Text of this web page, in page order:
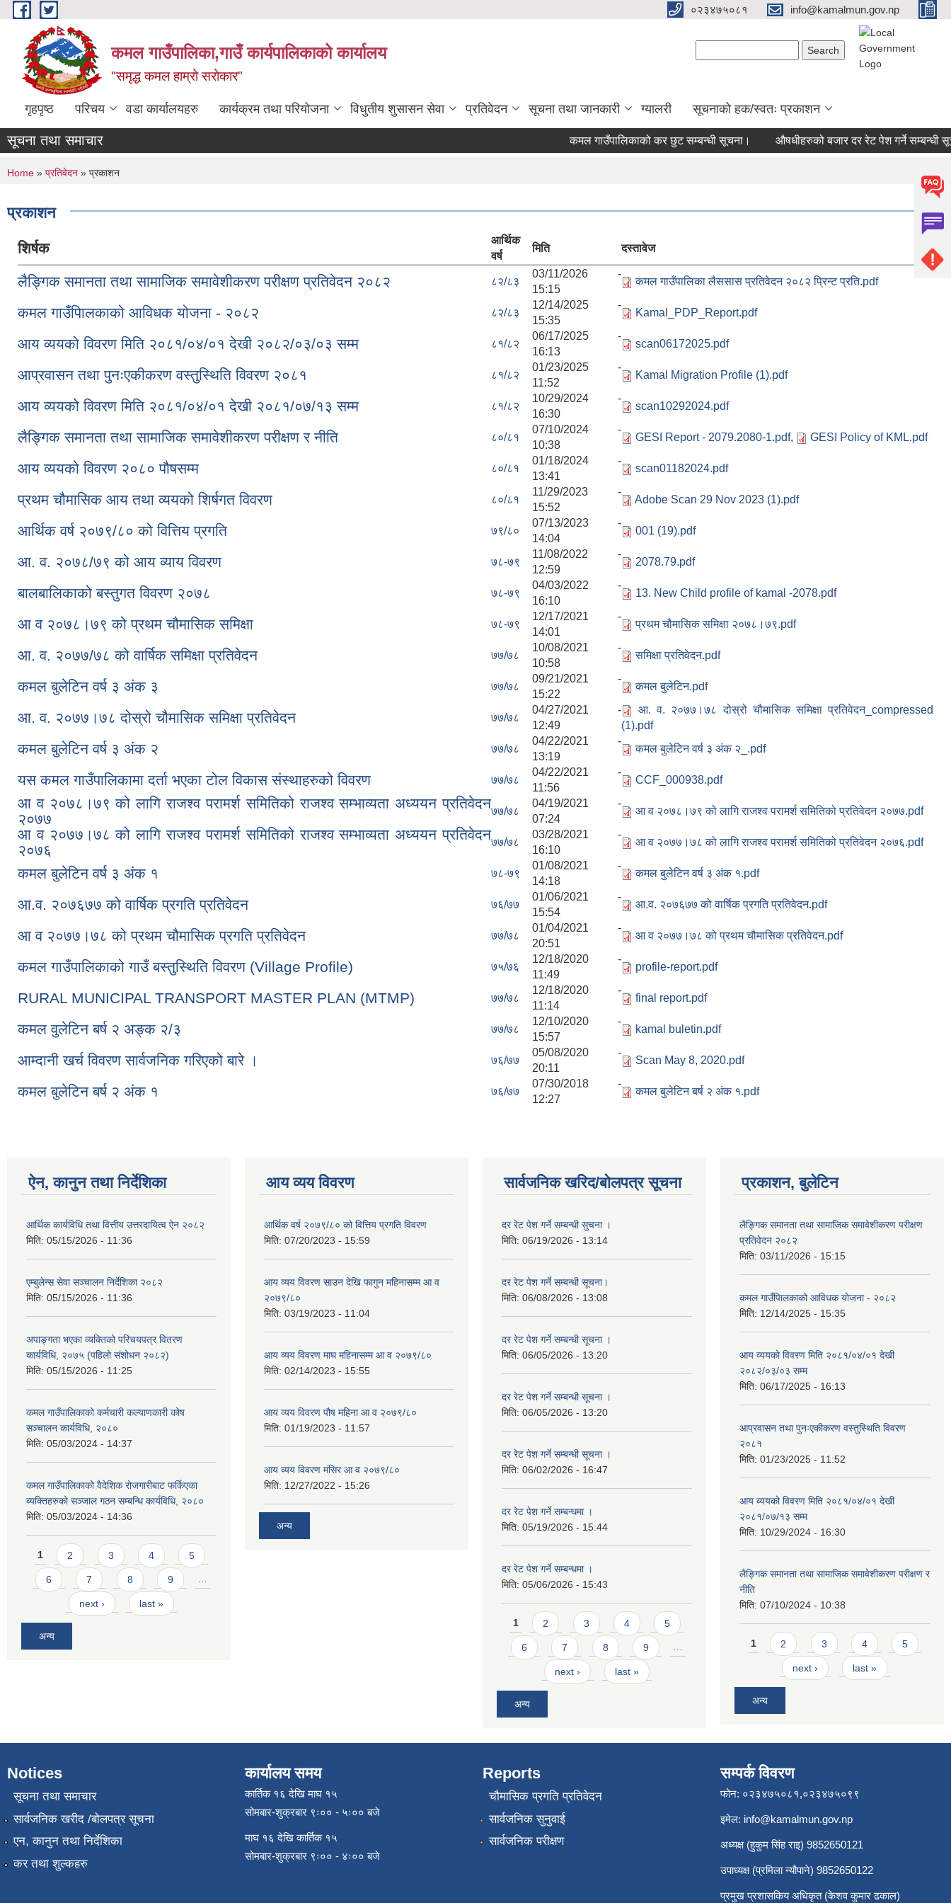
Skip to main content ०२३४७५०८१ info@kamalmun.gov.np
कमल गाउँपालिका,गाउँ कार्यपालिकाको कार्यालय
"समृद्ध कमल हाम्रो सरोकार"
गृहपृष्ठ परिचय वडा कार्यालयहरु कार्यक्रम तथा परियोजना विधुतीय शुसासन सेवा प्रतिवेदन सूचना तथा जानकारी ग्यालरी सूचनाको हक/स्वतः प्रकाशन
सूचना तथा समाचार कमल गाउँपालिकाको कर छुट सम्बन्धी सूचना। औषधीहरुको बजार दर रेट पेश गर्ने सम्बन्धी
You are here
Home » प्रतिवेदन » प्रकाशन
प्रकाशन
शिर्षक
आर्थिक
वर्ष
मिति दस्तावेज
लैङ्गिक समानता तथा सामाजिक समावेशीकरण परीक्षण प्रतिवेदन २०८२ ८२/८३
03/11/2026 -
15:15
कमल गाउँपालिका लैससास प्रतिवेदन २०८२ प्रिन्ट प्रति.pdf
कमल गाउँपािलकाको आविधक योजना - २०८२ ८२/८३
12/14/2025 -
15:35
Kamal_PDP_Report.pdf
आय व्ययको विवरण मिति २०८१/०४/०१ देखी २०८२/०३/०३ सम्म ८१/८२
06/17/2025 -
16:13
scan06172025.pdf
आप्रवासन तथा पुनःएकीकरण वस्तुस्थिति विवरण २०८१ ८१/८२
01/23/2025 -
11:52
Kamal Migration Profile (1).pdf
आय व्ययको विवरण मिति २०८१/०४/०१ देखी २०८१/०७/१३ सम्म ८१/८२
10/29/2024 -
16:30
scan10292024.pdf
लैङ्गिक समानता तथा सामाजिक समावेशीकरण परीक्षण र नीति ८०/८१
07/10/2024 -
10:38
GESI Report - 2079.2080-1.pdf, GESI Policy of KML.pdf
आय व्ययको विवरण २०८० पौषसम्म ८०/८१
01/18/2024 -
13:41
scan01182024.pdf
प्रथम चौमासिक आय तथा व्ययको शिर्षगत विवरण ८०/८१
11/29/2023 -
15:52
Adobe Scan 29 Nov 2023 (1).pdf
आर्थिक वर्ष २०७९/८० को वित्तिय प्रगति ७९/८०
07/13/2023 -
14:04
001 (19).pdf
आ. व. २०७८/७९ को आय व्याय विवरण ७८-७९
11/08/2022 -
12:59
2078.79.pdf
बालबालिकाको बस्तुगत विवरण २०७८ ७८-७९
04/03/2022 -
16:10
13. New Child profile of kamal -2078.pdf
आ व २०७८।७९ को प्रथम चौमासिक समिक्षा ७८-७९
12/17/2021 -
14:01
प्रथम चौमासिक समिक्षा २०७८।७९.pdf
आ. व. २०७७/७८ को वार्षिक समिक्षा प्रतिवेदन ७७/७८
10/08/2021 -
10:58
समिक्षा प्रतिवेदन.pdf
कमल बुलेटिन वर्ष ३ अंक ३ ७७/७८
09/21/2021 -
15:22
कमल बुलेटिन.pdf
आ. व. २०७७।७८ दोस्रो चौमासिक समिक्षा प्रतिवेदन ७७/७८
04/27/2021 -
12:49
आ. व. २०७७।७८ दोस्रो चौमासिक समिक्षा प्रतिवेदन_compressed
(1).pdf
कमल बुलेटिन वर्ष ३ अंक २ ७७/७८
04/22/2021 -
13:19
कमल बुलेटिन वर्ष ३ अंक २_.pdf
यस कमल गाउँपालिकामा दर्ता भएका टोल विकास संस्थाहरुको विवरण ७७/७८
04/22/2021 -
11:56
CCF_000938.pdf
आ व २०७८।७९ को लागि राजश्व परामर्श समितिको राजश्व सम्भाव्यता अध्ययन प्रतिवेदन
२०७७
७७/७८
04/19/2021 -
07:24
आ व २०७८।७९ को लागि राजश्व परामर्श समितिको प्रतिवेदन २०७७.pdf
आ व २०७७।७८ को लागि राजश्व परामर्श समितिको राजश्व सम्भाव्यता अध्ययन प्रतिवेदन
२०७६
७७/७८
03/28/2021 -
16:10
आ व २०७७।७८ को लागि राजश्व परामर्श समितिको प्रतिवेदन २०७६.pdf
कमल बुलेटिन वर्ष ३ अंक १ ७८-७९
01/08/2021 -
14:18
कमल बुलेटिन वर्ष ३ अंक १.pdf
आ.व. २०७६७७ को वार्षिक प्रगति प्रतिवेदन ७६/७७
01/06/2021 -
15:54
आ.व. २०७६७७ को वार्षिक प्रगति प्रतिवेदन.pdf
आ व २०७७।७८ को प्रथम चौमासिक प्रगति प्रतिवेदन ७७/७८
01/04/2021 -
20:51
आ व २०७७।७८ को प्रथम चौमासिक प्रतिवेदन.pdf
कमल गाउँपालिकाको गाउँ बस्तुस्थिति विवरण (Village Profile) ७५/७६
12/18/2020 -
11:49
profile-report.pdf
RURAL MUNICIPAL TRANSPORT MASTER PLAN (MTMP) ७७/७८
12/18/2020 -
11:14
final report.pdf
कमल वुलेटिन बर्ष २ अङ्क २/३ ७७/७८
12/10/2020 -
15:57
kamal buletin.pdf
आम्दानी खर्च विवरण सार्वजनिक गरिएको बारे । ७६/७७
05/08/2020 -
20:11
Scan May 8, 2020.pdf
कमल बुलेटिन बर्ष २ अंक १ ७६/७७
07/30/2018 -
12:27
कमल बुलेटिन बर्ष २ अंक १.pdf
ऐन, कानुन तथा निर्देशिका
आर्थिक कार्यविधि तथा वित्तीय उत्तरदायित्व ऐन २०८२
मिति: 05/15/2026 - 11:36
एम्बुलेन्स सेवा सञ्चालन निर्देशिका २०८२
मिति: 05/15/2026 - 11:36
अपाङ्गता भएका व्यक्तिको परिचयपत्र वितरण
कार्यविधि, २०७५ (पहिलो संशोधन २०८२)
मिति: 05/15/2026 - 11:25
कमल गाउँपालिकाको कर्मचारी कल्याणकारी कोष
सञ्चालन कार्यविधि, २०८०
मिति: 05/03/2024 - 14:37
कमल गाउँपालिकाको वैदेशिक रोजगारीबाट फर्किएका
व्यक्तिहरुको सञ्जाल गठन सम्बन्धि कार्यविधि, २०८०
मिति: 05/03/2024 - 14:36
Pages
1 2 3 4 5
6 7 8 9 …
next › last »
अन्य
आय व्यय विवरण
आर्थिक वर्ष २०७९/८० को वित्तिय प्रगति विवरण
मिति: 07/20/2023 - 15:59
आय व्यय विवरण साउन देखि फागुन महिनासम्म आ व
२०७९/८०
मिति: 03/19/2023 - 11:04
आय व्यय विवरण माघ महिनासम्म आ व २०७९/८०
मिति: 02/14/2023 - 15:55
आय व्यय विवरण पौष महिना आ व २०७९/८०
मिति: 01/19/2023 - 11:57
आय व्यय विवरण मंसिर आ व २०७९/८०
मिति: 12/27/2022 - 15:26
अन्य
सार्वजनिक खरिद/बोलपत्र सूचना
दर रेट पेश गर्ने सम्बन्धी सुचना ।
मिति: 06/19/2026 - 13:14
दर रेट पेश गर्ने सम्बन्धी सूचना।
मिति: 06/08/2026 - 13:08
दर रेट पेश गर्ने सम्बन्धी सूचना ।
मिति: 06/05/2026 - 13:20
दर रेट पेश गर्ने सम्बन्धी सूचना ।
मिति: 06/05/2026 - 13:20
दर रेट पेश गर्ने सम्बन्धी सूचना ।
मिति: 06/02/2026 - 16:47
दर रेट पेश गर्ने सम्बन्धमा ।
मिति: 05/19/2026 - 15:44
दर रेट पेश गर्ने सम्बन्धमा ।
मिति: 05/06/2026 - 15:43
Pages
1 2 3 4 5
6 7 8 9 …
next › last »
अन्य
प्रकाशन, बुलेटिन
लैङ्गिक समानता तथा सामाजिक समावेशीकरण परीक्षण
प्रतिवेदन २०८२
मिति: 03/11/2026 - 15:15
कमल गाउँपािलकाको आविधक योजना - २०८२
मिति: 12/14/2025 - 15:35
आय व्ययको विवरण मिति २०८१/०४/०१ देखी
२०८२/०३/०३ सम्म
मिति: 06/17/2025 - 16:13
आप्रवासन तथा पुनःएकीकरण वस्तुस्थिति विवरण
२०८१
मिति: 01/23/2025 - 11:52
आय व्ययको विवरण मिति २०८१/०४/०१ देखी
२०८१/०७/१३ सम्म
मिति: 10/29/2024 - 16:30
लैङ्गिक समानता तथा सामाजिक समावेशीकरण परीक्षण र
नीति
मिति: 07/10/2024 - 10:38
Pages
1 2 3 4 5
next › last »
अन्य
Notices
सूचना तथा समाचार
सार्वजनिक खरीद /बोलपत्र सूचना
एन, कानुन तथा निर्देशिका
कर तथा शुल्कहरु
कार्यालय समय
कार्तिक १६ देखि माघ १५
सोमबार-शुक्रबार ९ः०० - ५ः०० बजे
माघ १६ देखि कार्तिक १५
सोमबार-शुक्रबार ९ः०० - ४ः०० बजे
Reports
चौमासिक प्रगति प्रतिवेदन
सार्वजनिक सुनुवाई
सार्वजनिक परीक्षण
सम्पर्क विवरण
फोन: ०२३४७५०८१,०२३४७५०९९
इमेल: info@kamalmun.gov.np
अध्यक्ष (हुकुम सिंह राइ) 9852650121
उपाध्यक्ष (प्रमिला न्यौपाने) 9852650122
प्रमुख प्रशासकिय अधिकृत (केशव कुमार ढकाल)